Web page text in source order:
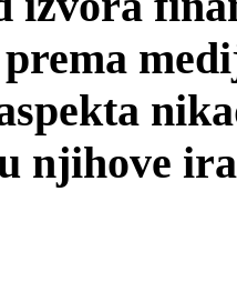
njihove